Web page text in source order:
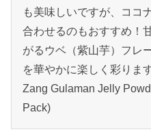
も美味しいですが、ココ
合わせるのもおすすめ！
がるウベ（紫山芋）フレ
を華やかに楽しく彩ります
Zang Gulaman Jelly
Pack)